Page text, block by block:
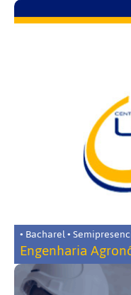
• Bacharel •
Engenharia